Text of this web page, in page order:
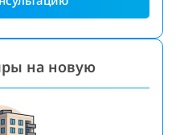
на новую